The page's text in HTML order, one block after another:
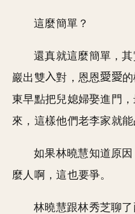
這麼簡單？
還真就這麼簡單，
巖出雙
對，恩恩
東早點把兒媳婦娶進門
來，這樣他們老李家就能
如果林曉慧知道原
麼人啊，這也要爭。
林曉慧跟林秀芝聊